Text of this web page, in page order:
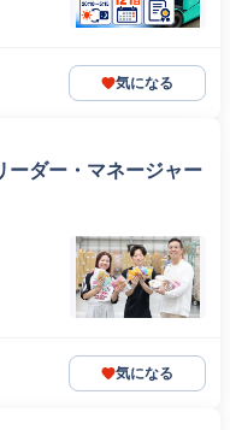
気になる
ーダー・マネージャー
気になる